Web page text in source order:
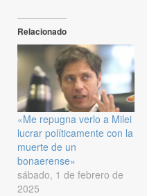
Relacionado
«Me repugna verlo a Milei
lucrar políticamente con la
muerte de un
bonaerense»
sábado, 1 de febrero de
2025